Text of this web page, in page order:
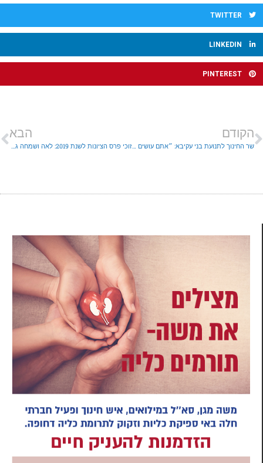
TWITTER
LINKEDIN
PINTEREST
הקודם
שר החינוך לתנועת בני עקיבא: ״אתם עושים אחדות בעם, נציגי הציבור צריכים ללמוד מכם״
הבא
זוכי פרס הציונות לשנת 2019: לאה ושמחה גולדין